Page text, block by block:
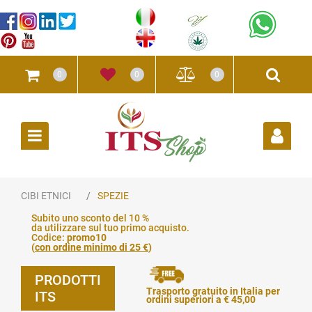
0 0 0
CIBI ETNICI SPEZIE
Subito uno sconto del 10 %
da utilizzare sul tuo primo acquisto.
Codice: promo10
(con ordine minimo di 25 €)
PRODOTTI
ITS
Trasporto gratuito in Italia per
ordini superiori a € 45,00